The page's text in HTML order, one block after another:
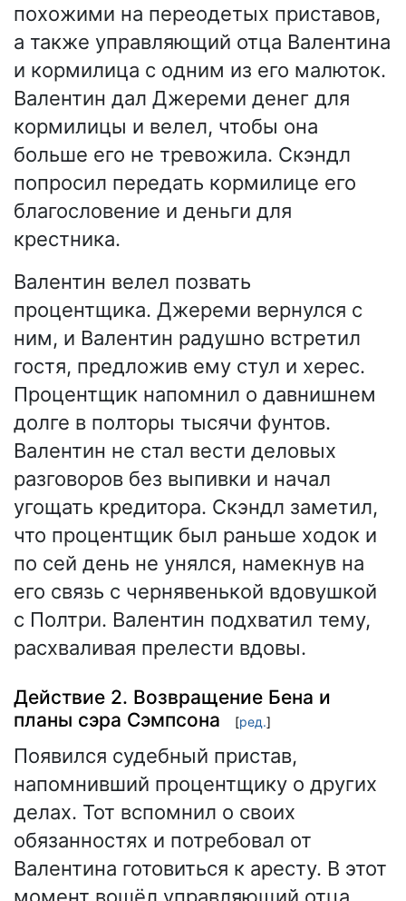
похожими на переодетых приставов,
а также управляющий отца Валентина
и кормилица с одним из его малюток.
Валентин дал Джереми денег для
кормилицы и велел, чтобы она
больше его не тревожила. Скэндл
попросил передать кормилице его
благословение и деньги для
крестника.
Валентин велел позвать
процентщика. Джереми вернулся с
ним, и Валентин радушно встретил
гостя, предложив ему стул и херес.
Процентщик напомнил о давнишнем
долге в полторы тысячи фунтов.
Валентин не стал вести деловых
разговоров без выпивки и начал
угощать кредитора. Скэндл заметил,
что процентщик был раньше ходок и
по сей день не унялся, намекнув на
его связь с чернявенькой вдовушкой
с Полтри. Валентин подхватил тему,
расхваливая прелести вдовы.
Действие 2. Возвращение Бена и
планы сэра Сэмпсона
[ред.]
Появился судебный пристав,
напомнивший процентщику о других
делах. Тот вспомнил о своих
обязанностях и потребовал от
Валентина готовиться к аресту. В этот